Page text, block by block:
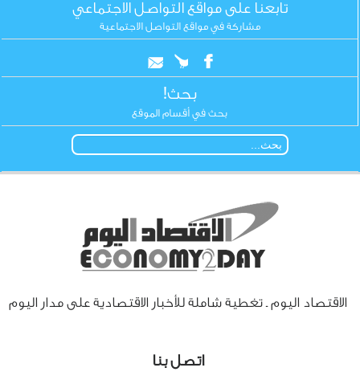
تابعنا على مواقع التواصل الاجتماعي
مشاركة في مواقع التواصل الاجتماعية
بحث!
بحث في أقسام الموقع
الاقتصاد اليوم ـ تغطية شاملة للأخبار الاقتصادية على مدار اليوم
اتصل بنا